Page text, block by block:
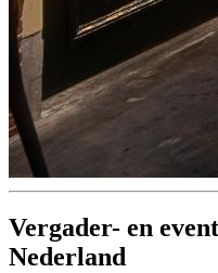
Vergader- en
Nederland